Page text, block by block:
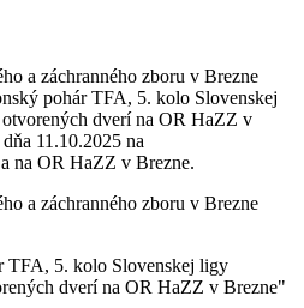
a záchranného zboru v Brezne
pohár TFA, 5. kolo Slovenskej
dverí na OR HaZZ v
11.10.2025 na
na OR HaZZ v Brezne.
a záchranného zboru v Brezne
TFA, 5. kolo Slovenskej ligy
dverí na OR HaZZ v Brezne"